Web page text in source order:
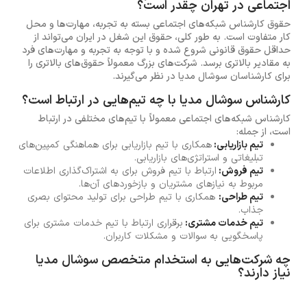
اجتماعی در تهران چقدر است؟
حقوق کارشناس شبکه‌های اجتماعی بسته به تجربه، مهارت‌ها و محل
کار متفاوت است. به طور کلی، حقوق این شغل در ایران می‌تواند از
حداقل حقوق قانونی شروع شده و با توجه به تجربه و مهارت‌های فرد
به مقادیر بالاتری برسد. شرکت‌های بزرگ معمولاً حقوق‌های بالاتری را
برای کارشناسان سوشال مدیا در نظر می‌گیرند.
کارشناس سوشال مدیا با چه تیم‌هایی در ارتباط است؟
کارشناس شبکه‌های اجتماعی معمولاً با تیم‌های مختلفی در ارتباط
است، از جمله:
تیم بازاریابی:همکاری با تیم بازاریابی برای هماهنگی کمپین‌های
تبلیغاتی و استراتژی‌های بازاریابی.
تیم فروش: ارتباط با تیم فروش برای به اشتراک‌گذاری اطلاعات
مربوط به نیازهای مشتریان و بازخوردهای آن‌ها.
تیم طراحی: همکاری با تیم طراحی برای تولید محتوای بصری
جذاب.
تیم خدمات مشتری: برقراری ارتباط با تیم خدمات مشتری برای
پاسخگویی به سوالات و مشکلات کاربران.
چه شرکت‌هایی به استخدام متخصص سوشال مدیا
نیاز دارند؟